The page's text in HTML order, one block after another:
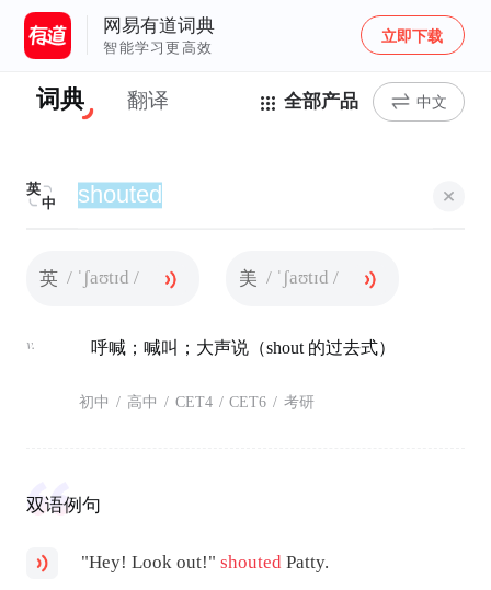
网易有道词典
智能学习更高效
立即下载
词典 翻译 全部产品 中文
英
中
英 / ˈʃaʊtɪd / 美 / ˈʃaʊtɪd /
v. 呼喊；喊叫；大声说（shout 的过去式）
初中 / 高中 / CET4 / CET6 / 考研
双语例句
"Hey! Look out!"shouted Patty.